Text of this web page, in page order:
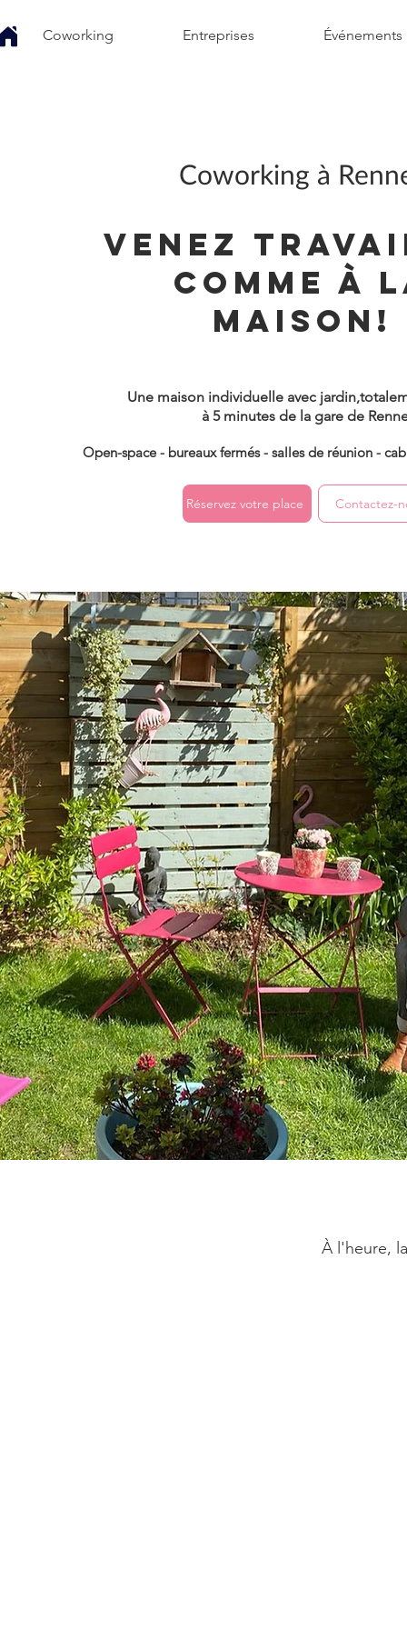
Coworking Entreprises Événements
Coworking à
VENEZ
comme à
maison!
Une maison individuelle avec
à 5 minutes de la gare de
Open-space - bureaux fermés - salles de réunion -
Réservez votre place Contactez-
À l'heure,